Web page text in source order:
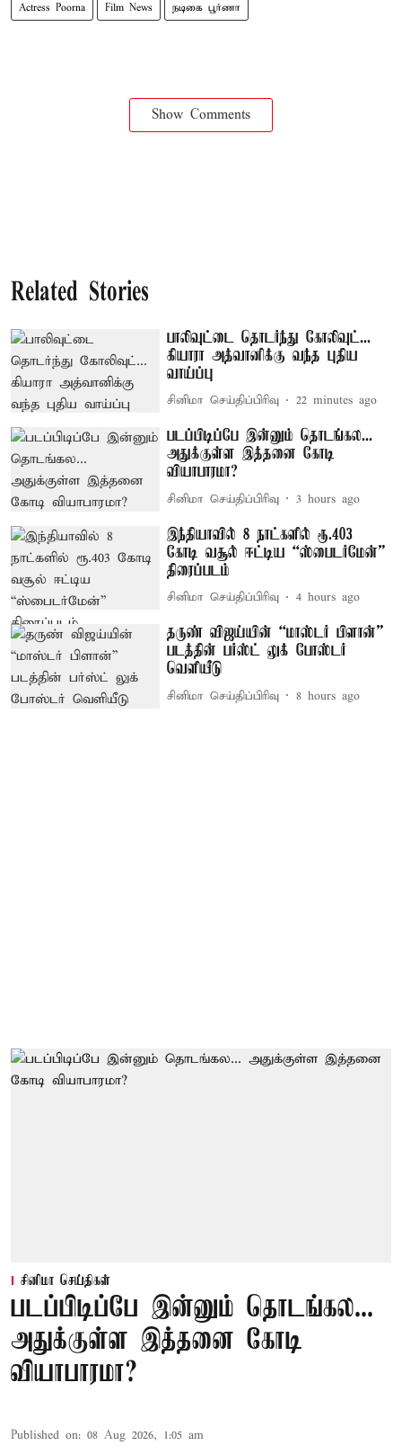
Actress Poorna Film News நடிகை பூர்ணா
Show Comments
Related Stories
பாலிவுட்டை தொடர்ந்து கோலிவுட்...
கியாரா அத்வானிக்கு வந்த புதிய
வாய்ப்பு
சினிமா செய்திப்பிரிவு 22 minutes ago
படப்பிடிப்பே இன்னும் தொடங்கல...
அதுக்குள்ள இத்தனை கோடி
வியாபாரமா?
சினிமா செய்திப்பிரிவு 3 hours ago
இந்தியாவில் 8 நாட்களில் ரூ.403
கோடி வசூல் ஈட்டிய “ஸ்பைடர்மேன்”
திரைப்படம்
சினிமா செய்திப்பிரிவு 4 hours ago
தருண் விஜய்யின் “மாஸ்டர் பிளான்”
படத்தின் பர்ஸ்ட் லுக் போஸ்டர்
வெளியீடு
சினிமா செய்திப்பிரிவு 8 hours ago
சினிமா செய்திகள்
படப்பிடிப்பே இன்னும் தொடங்கல...
அதுக்குள்ள இத்தனை கோடி
வியாபாரமா?
Published on: 08 Aug 2026, 1:05 am